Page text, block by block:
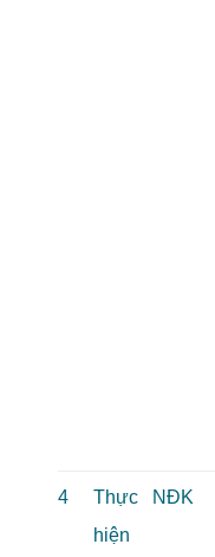
4
Thực
hiện
NĐK